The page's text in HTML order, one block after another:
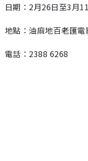
日期：2月26日至3月
地點：油麻地百老匯
電話：2388 6268